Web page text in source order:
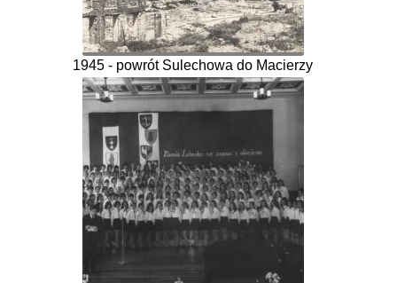
1945 - powrót Sulechowa do Macierzy